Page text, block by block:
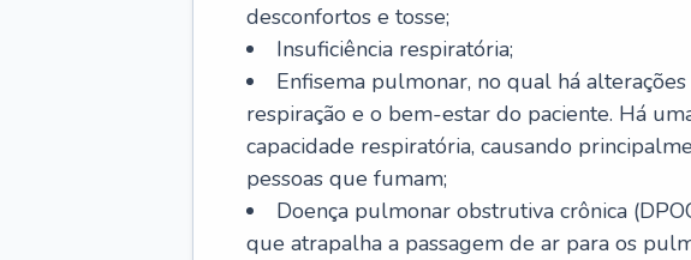
desconfortos e tosse;
Insuficiência respiratória;
Enfisema pulmonar, no qual há
respiração e o bem-estar do paciente. Há
capacidade respiratória, causando
pessoas que fumam;
Doença pulmonar obstrutiva crônica
que atrapalha a passagem de ar para os